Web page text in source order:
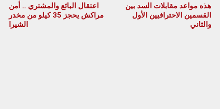
هذه مواعد مقابلات السد بين
القسمين الاحترافيين الأول
والثاني
اعتقال البائع والمشتري .. أمن
مراكش يحجز 35 كيلو من مخدر
الشيرا